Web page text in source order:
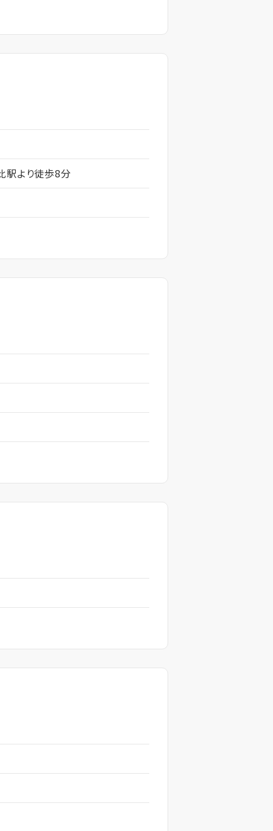
駅より徒歩8分